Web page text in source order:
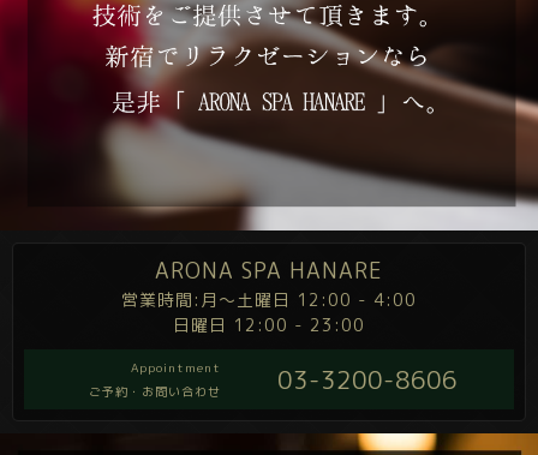
ARONA SPA HANARE
営業時間:月～土曜日 12:00 - 4:00
日曜日 12:00 - 23:00
Appointment
ご予約・お問い合わせ
03-3200-8606